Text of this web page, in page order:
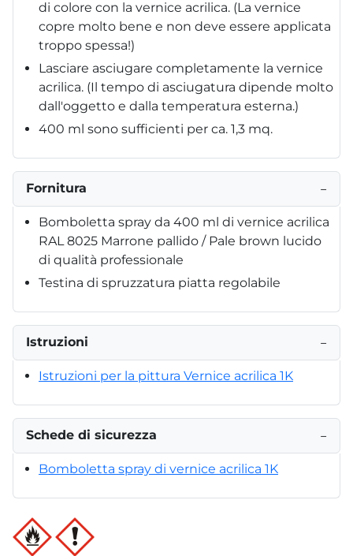
di colore con la vernice acrilica. (La vernice
copre molto bene e non deve essere applicata
troppo spessa!)
Lasciare asciugare completamente la vernice
acrilica. (Il tempo di asciugatura dipende molto
dall'oggetto e dalla temperatura esterna.)
400 ml sono sufficienti per ca. 1,3 mq.
Fornitura −
Bomboletta spray da 400 ml di vernice acrilica
RAL 8025 Marrone pallido / Pale brown lucido
di qualità professionale
Testina di spruzzatura piatta regolabile
Istruzioni −
Istruzioni per la pittura Vernice acrilica 1K
Schede di sicurezza −
Bomboletta spray di vernice acrilica 1K